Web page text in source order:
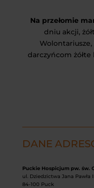
Na przełomie
dniu akcji,
Wolontariusze,
darczyńcom
DANE
Puckie Hospicjum pw. św.
ul. Dziedzictwa Jana Pawła
84-100 Puck